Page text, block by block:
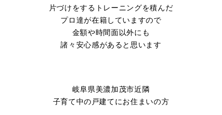
片づけをするトレーニングを積んだ
プロ達が在籍していますので
金額や時間面以外にも
諸々安心感があると思います
岐阜県美濃加茂市近隣
子育て中の戸建てにお住まいの方